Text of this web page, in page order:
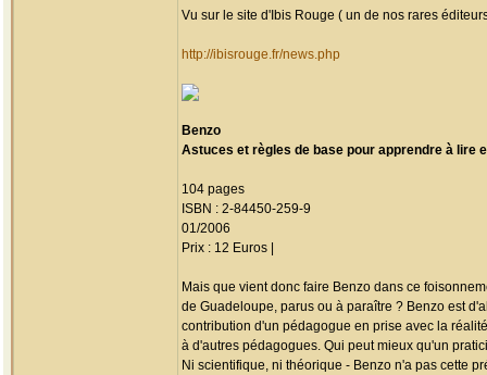
Vu sur le site d'Ibis Rouge ( un de nos rares
http://ibisrouge.fr/news.php
Benzo
Astuces et règles de base pour apprendre à lire
104 pages
ISBN : 2-84450-259-9
01/2006
Prix : 12 Euros |
Mais que vient donc faire Benzo dans ce
de Guadeloupe, parus ou à paraître ? Benzo est
contribution d'un pédagogue en prise avec la
à d'autres pédagogues. Qui peut mieux qu'un
Ni scientifique, ni théorique - Benzo n'a pas cette